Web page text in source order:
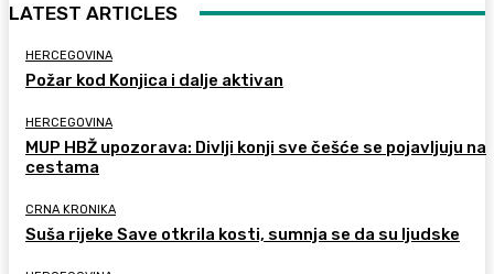
LATEST ARTICLES
HERCEGOVINA
Požar kod Konjica i dalje aktivan
HERCEGOVINA
MUP HBŽ upozorava: Divlji konji sve češće se pojavljuju na
cestama
CRNA KRONIKA
Suša rijeke Save otkrila kosti, sumnja se da su ljudske